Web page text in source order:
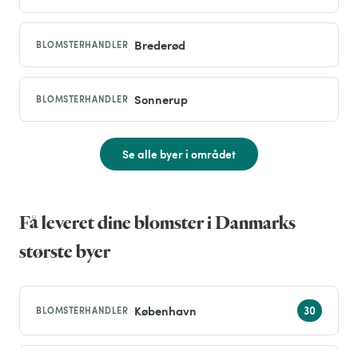
BLOMSTERHANDLER Brederød
BLOMSTERHANDLER Sonnerup
Se alle byer i området
Få leveret dine blomster i Danmarks
største byer
BLOMSTERHANDLER København